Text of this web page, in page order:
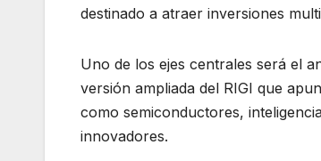
destinado a atraer inversiones
Uno de los ejes centrales será el
versión ampliada del RIGI que
como semiconductores,
innovadores.